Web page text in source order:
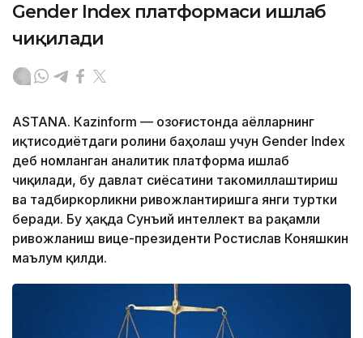
Gender Index платформаси ишлаб
чиқилади
ASTANА. Кazinform — Қозоғистонда аёлларнинг
иқтисодиётдаги ролини баҳолаш учун Gender Index
деб номланган аналитик платформа ишлаб
чиқилади, бу давлат сиёсатини такомиллаштириш
ва тадбиркорликни ривожлантиришга янги туртки
беради. Бу ҳақда Сунъий интеллект ва рақамли
ривожланиш вице-президенти Ростислав Коняшкин
маълум қилди.